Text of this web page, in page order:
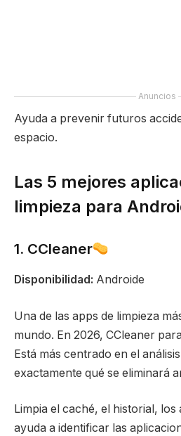
Anuncios
Ayuda a prevenir futuros
espacio.
Las 5 mejores
limpieza para
1. CCleaner
Disponibilidad: Androide
Una de las apps de limpieza
mundo. En 2026, CCleaner
Está más centrado en el
exactamente qué se eliminará
Limpia el caché, el historial,
ayuda a identificar las